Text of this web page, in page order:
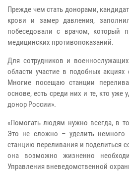
Прежде чем стать донорами,
крови и замер давления,
побеседовали с врачом, который
медицинских противопоказаний.
Для сотрудников и
области участие в подобных
Многие посещаю станции
основе, есть среди них и те, кто уже
донор России».
«Помогать людям нужно всегда, в
Это не сложно – уделить немного
станцию переливания и поделиться
она возможно жизненно
Управления вневедомственной